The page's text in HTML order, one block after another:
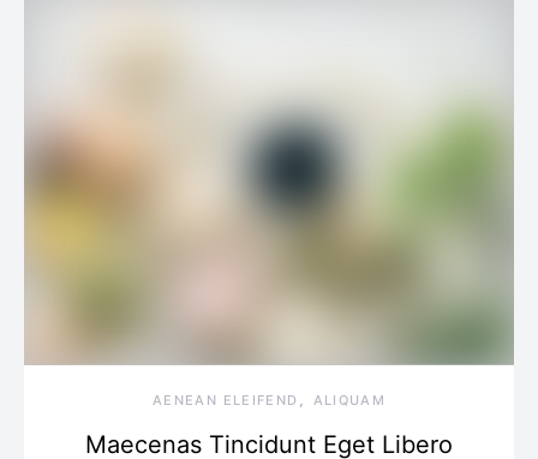
AENEAN ELEIFEND ALIQUAM
Maecenas Tincidunt Eget Libero